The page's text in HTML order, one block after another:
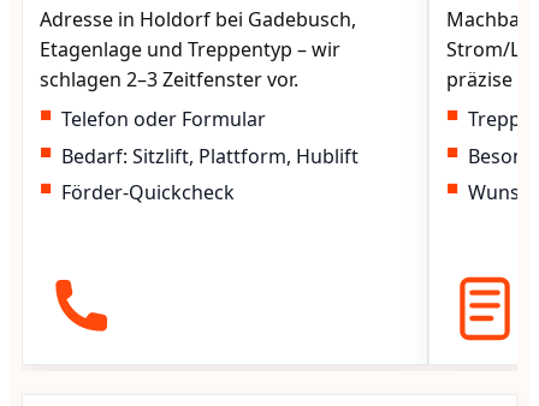
Adresse in Holdorf bei Gadebusch,
Etagenlage und Treppentyp – wir
schlagen 2–3 Zeitfenster vor.
Telefon oder Formular
Bedarf: Sitzlift, Plattform, Hublift
Förder-Quickcheck
Strom/
präzise